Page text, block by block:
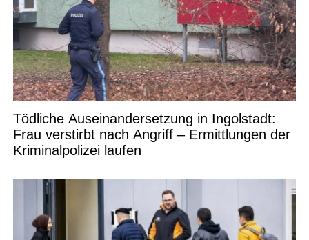
Tödliche Auseinandersetzung in Ingolstadt:
Frau verstirbt nach Angriff – Ermittlungen der
Kriminalpolizei laufen